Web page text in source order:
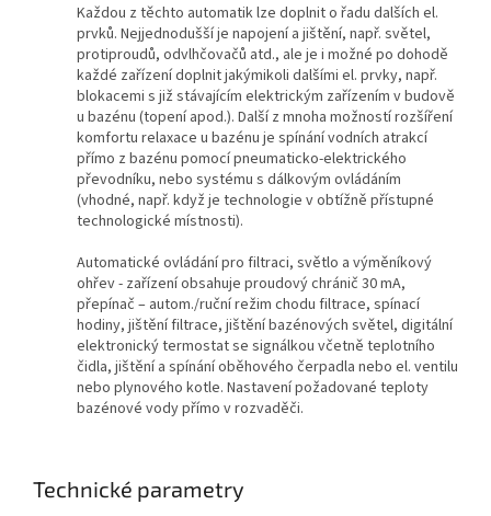
Každou z těchto automatik lze doplnit o řadu dalších el.
prvků. Nejjednodušší je napojení a jištění, např. světel,
protiproudů, odvlhčovačů atd., ale je i možné po dohodě
každé zařízení doplnit jakýmikoli dalšími el. prvky, např.
blokacemi s již stávajícím elektrickým zařízením v budově
u bazénu (topení apod.). Další z mnoha možností rozšíření
komfortu relaxace u bazénu je spínání vodních atrakcí
přímo z bazénu pomocí pneumaticko-elektrického
převodníku, nebo systému s dálkovým ovládáním
(vhodné, např. když je technologie v obtížně přístupné
technologické místnosti).
Automatické ovládání pro filtraci, světlo a výměníkový
ohřev - zařízení obsahuje proudový chránič 30 mA,
přepínač – autom./ruční režim chodu filtrace, spínací
hodiny, jištění filtrace, jištění bazénových světel, digitální
elektronický termostat se signálkou včetně teplotního
čidla, jištění a spínání oběhového čerpadla nebo el. ventilu
nebo plynového kotle. Nastavení požadované teploty
bazénové vody přímo v rozvaděči.
Technické parametry